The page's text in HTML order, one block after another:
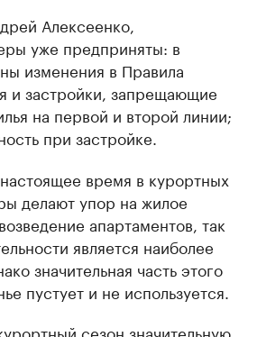
Алексеенко,
уже предприняты: в
изменения в Правила
и застройки, запрещающие
на первой и второй линии;
при застройке.
время в курортных
делают упор на жилое
апартаментов, так
является наиболее
значительная часть этого
пустует и не используется.
сезон значительную